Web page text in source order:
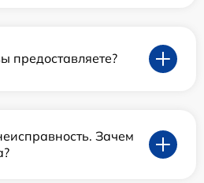
предоставляете?
Зачем